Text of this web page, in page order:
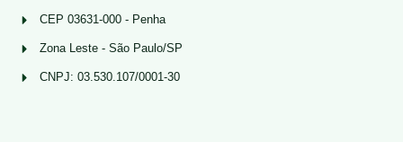
CEP 03631-000 - Penha
Zona Leste - São Paulo/SP
CNPJ: 03.530.107/0001-30